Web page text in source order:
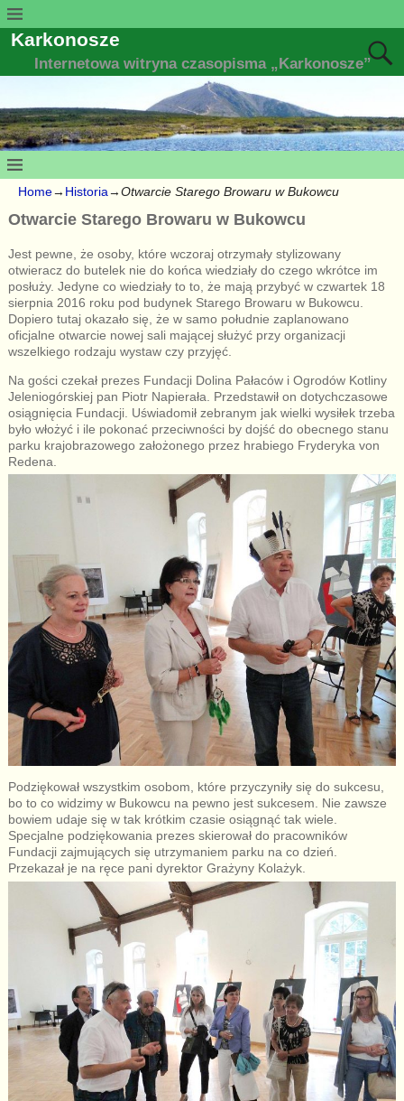
Karkonosze
Internetowa witryna czasopisma „Karkonosze”
Home→ Historia→Otwarcie Starego Browaru w Bukowcu
Otwarcie Starego Browaru w Bukowcu
Jest pewne, że osoby, które wczoraj otrzymały stylizowany
otwieracz do butelek nie do końca wiedziały do czego wkrótce im
posłuży. Jedyne co wiedziały to to, że mają przybyć w czwartek 18
sierpnia 2016 roku pod budynek Starego Browaru w Bukowcu.
Dopiero tutaj okazało się, że w samo południe zaplanowano
oficjalne otwarcie nowej sali mającej służyć przy organizacji
wszelkiego rodzaju wystaw czy przyjęć.
Na gości czekał prezes Fundacji Dolina Pałaców i Ogrodów Kotliny
Jeleniogórskiej pan Piotr Napierała. Przedstawił on dotychczasowe
osiągnięcia Fundacji. Uświadomił zebranym jak wielki wysiłek trzeba
było włożyć i ile pokonać przeciwności by dojść do obecnego stanu
parku krajobrazowego założonego przez hrabiego Fryderyka von
Redena.
Podziękował wszystkim osobom, które przyczyniły się do sukcesu,
bo to co widzimy w Bukowcu na pewno jest sukcesem. Nie zawsze
bowiem udaje się w tak krótkim czasie osiągnąć tak wiele.
Specjalne podziękowania prezes skierował do pracowników
Fundacji zajmujących się utrzymaniem parku na co dzień.
Przekazał je na ręce pani dyrektor Grażyny Kolażyk.